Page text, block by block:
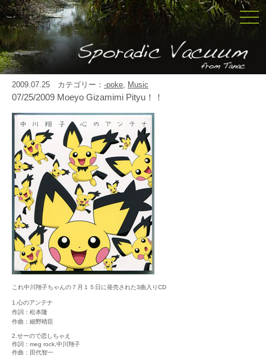
2009.07.25 カテゴリー： -poke, Music
07/25/2009 Moeyo Gizamimi Pityu！！
これ中川翔子ちゃんの７月１５日に発売された3曲入りCD
1.心のアンテナ
作詞：松本隆
作曲：細野晴臣
2.せーので恋しちゃえ
作詞：meg rock,中川翔子
作曲：田代智一